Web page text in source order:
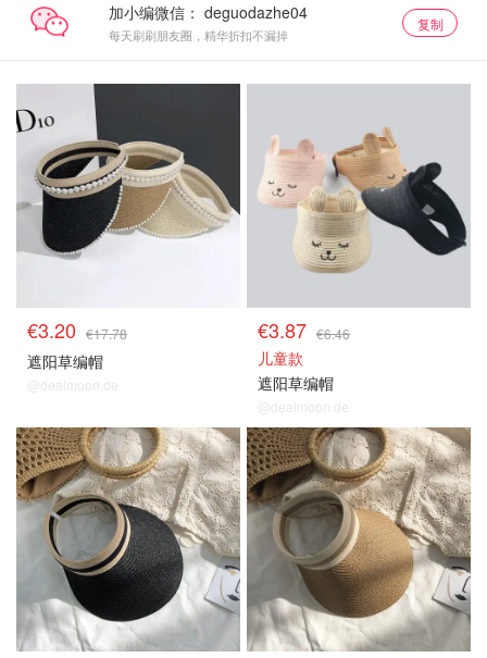
加小编微信：
每天刷刷朋友圈，精华折扣不漏掉
复制
€3.20 €17.78
遮阳草编帽
@dealmoon.de
€3.87 €6.46
儿童款
遮阳草编帽
@dealmoon.de